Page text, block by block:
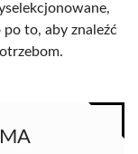
to, aby znaleźć